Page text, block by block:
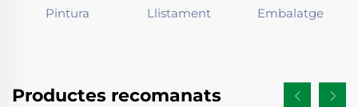
Pintura Llistament Embalatge
Productes recomanats